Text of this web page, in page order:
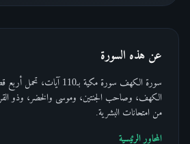
عن هذه السورة
سورة الكهف سورة مكية بـ110
الكهف، وصاحب الجنتين، وموسى والخضر، وذو
من امتحانات البشرية.
المحاور الرئيسية